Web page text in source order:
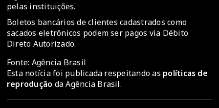
pelas instituições.
Boletos bancários de clientes cadastrados como
sacados eletrônicos podem ser pagos via Débito
Direto Autorizado.
Fonte: Agência Brasil
Esta notícia foi publicada respeitando as políticas de
reprodução da Agência Brasil.